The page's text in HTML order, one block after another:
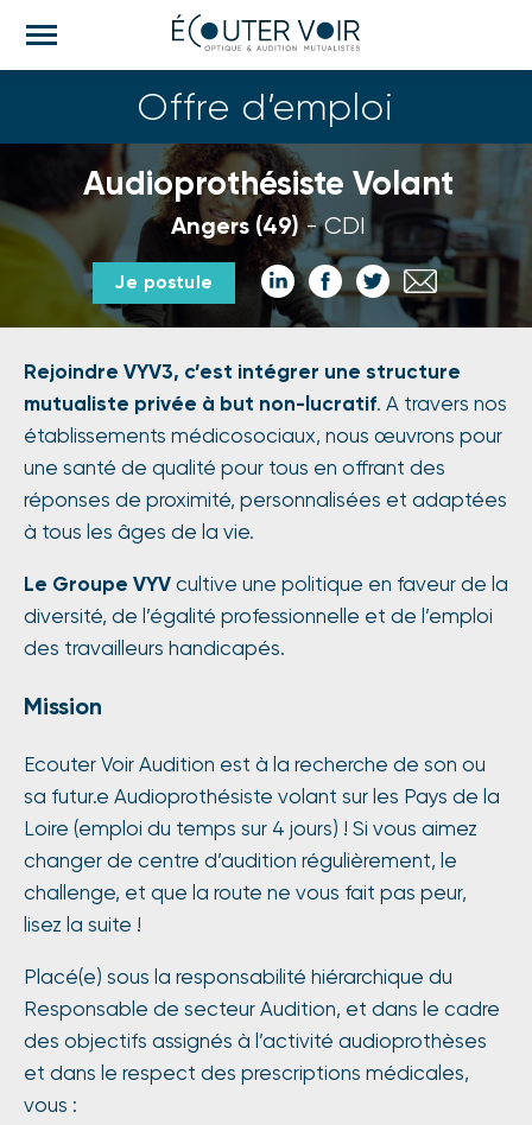
e
Offre d’emploi
Audioprothésiste Volant
Angers (49) CDI
Je postule
Partager
sur
LinkedIn
Partager
sur
Facebook
Partager
sur
Twitter
Partager
par
email
Rejoindre VYV3, c’est intégrer une structure
mutualiste privée à but non-lucratif. A travers nos
établissements médicosociaux, nous œuvrons pour
une santé de qualité pour tous en offrant des
réponses de proximité, personnalisées et adaptées
à tous les âges de la vie.
Le Groupe VYV cultive une politique en faveur de la
diversité, de l’égalité professionnelle et de l’emploi
des travailleurs handicapés.
Mission
Ecouter Voir Audition est à la recherche de son ou
sa futur.e Audioprothésiste volant sur les Pays de la
Loire (emploi du temps sur 4 jours) ! Si vous aimez
changer de centre d’audition régulièrement, le
challenge, et que la route ne vous fait pas peur,
lisez la suite !
Placé(e) sous la responsabilité hiérarchique du
Responsable de secteur Audition, et dans le cadre
des objectifs assignés à l’activité audioprothèses
et dans le respect des prescriptions médicales,
vous :